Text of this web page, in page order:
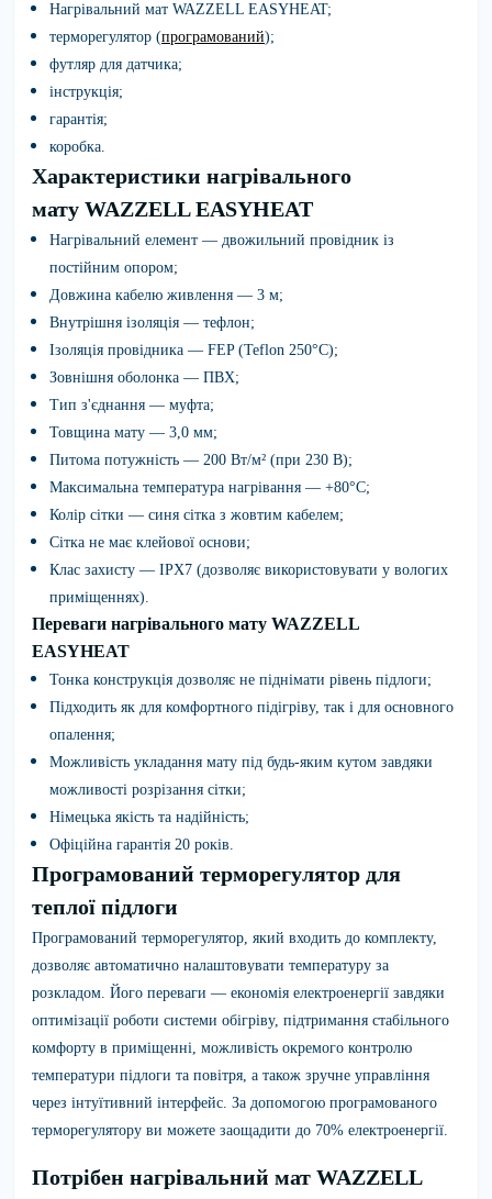
Нагрівальний мат WAZZELL EASYHEAT;
терморегулятор (програмований);
футляр для датчика;
інструкція;
гарантія;
коробка.
Характеристики нагрівального
мату WAZZELL EASYHEAT
Нагрівальний елемент — двожильний провідник із
постійним опором;
Довжина кабелю живлення — 3 м;
Внутрішня ізоляція — тефлон;
Ізоляція провідника — FEP (Teflon 250°C);
Зовнішня оболонка — ПВХ;
Тип з'єднання — муфта;
Товщина мату — 3,0 мм;
Питома потужність — 200 Вт/м² (при 230 В);
Максимальна температура нагрівання — +80°C;
Колір сітки — синя сітка з жовтим кабелем;
Сітка не має клейової основи;
Клас захисту — IPX7 (дозволяє використовувати у вологих
приміщеннях).
Переваги нагрівального мату WAZZELL
EASYHEAT
Тонка конструкція дозволяє не піднімати рівень підлоги;
Підходить як для комфортного підігріву, так і для основного
опалення;
Можливість укладання мату під будь-яким кутом завдяки
можливості розрізання сітки;
Німецька якість та надійність;
Офіційна гарантія 20 років.
Програмований терморегулятор для
теплої підлоги
Програмований терморегулятор, який входить до комплекту,
дозволяє автоматично налаштовувати температуру за
розкладом. Його переваги — економія електроенергії завдяки
оптимізації роботи системи обігріву, підтримання стабільного
комфорту в приміщенні, можливість окремого контролю
температури підлоги та повітря, а також зручне управління
через інтуїтивний інтерфейс. За допомогою програмованого
терморегулятору ви можете заощадити до 70% електроенергії.
Потрібен нагрівальний мат WAZZELL